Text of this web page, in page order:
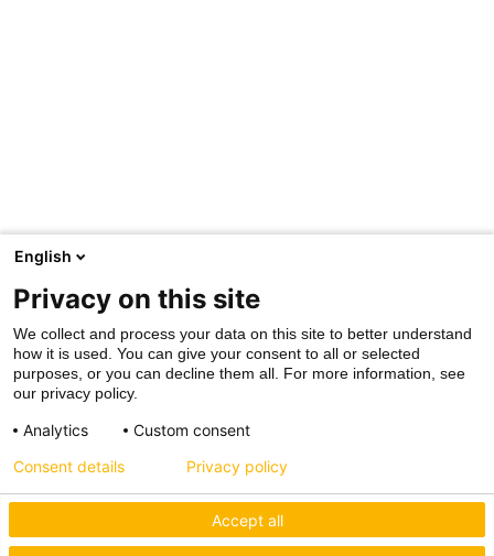
English
Privacy on this site
We collect and process your data on this site to better understand
how it is used. You can give your consent to all or selected
purposes, or you can decline them all. For more information, see
our privacy policy.
Analytics Custom consent
Accept all
Consent details Privacy policy